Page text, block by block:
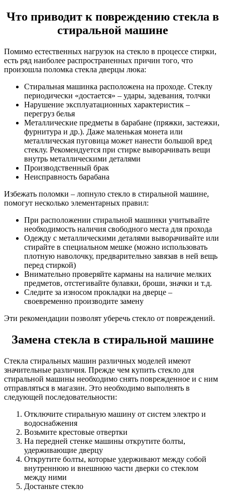
Что приводит к повреждению стекла в
стиральной машине
Помимо естественных нагрузок на стекло в процессе стирки,
есть ряд наиболее распространенных причин того, что
произошла поломка стекла дверцы люка:
Стиральная машинка расположена на проходе. Стеклу
периодически «достается» – удары, задевания, толчки
Нарушение эксплуатационных характеристик –
перегруз белья
Металлические предметы в барабане (пряжки, застежки,
фурнитура и др.). Даже маленькая монета или
металлическая пуговица может нанести большой вред
стеклу. Рекомендуется при стирке выворачивать вещи
внутрь металлическими деталями
Производственный брак
Неисправность барабана
Избежать поломки – лопнуло стекло в стиральной машине,
помогут несколько элементарных правил:
При расположении стиральной машинки учитывайте
необходимость наличия свободного места для прохода
Одежду с металлическими деталями выворачивайте или
стирайте в специальном мешке (можно использовать
плотную наволочку, предварительно завязав в ней вещь
перед стиркой)
Внимательно проверяйте карманы на наличие мелких
предметов, отстегивайте булавки, броши, значки и т.д.
Следите за износом прокладки на дверце –
своевременно производите замену
Эти рекомендации позволят уберечь стекло от повреждений.
Замена стекла в стиральной машине
Стекла стиральных машин различных моделей имеют
значительные различия. Прежде чем купить стекло для
стиральной машины необходимо снять поврежденное и с ним
отправляться в магазин. Это необходимо выполнять в
следующей последовательности:
Отключите стиральную машину от систем электро и
водоснабжения
Возьмите крестовые отвертки
На передней стенке машины открутите болты,
удерживающие дверцу
Открутите болты, которые удерживают между собой
внутреннюю и внешнюю части дверки со стеклом
между ними
Достаньте стекло